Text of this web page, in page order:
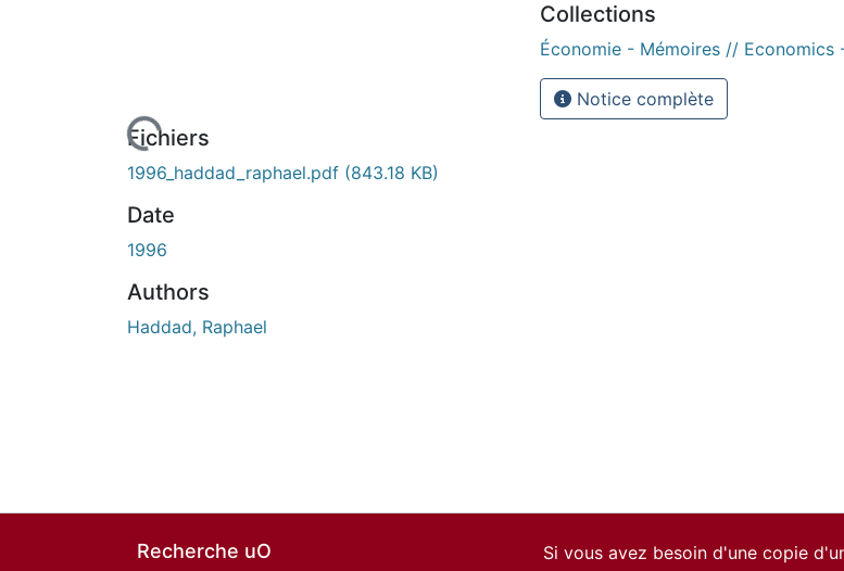
En cours de chargement...
Fichiers
1996_haddad_raphael.pdf (843.18 KB)
Date
1996
Authors
Haddad, Raphael
Collections
Économie - Mémoires // Economics
Notice complète
Recherche uO
Si vous avez besoin d'une copie